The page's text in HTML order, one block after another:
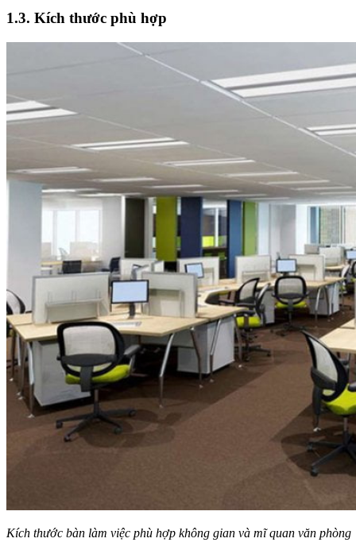
1.3. Kích thước phù hợp
Kích thước bàn làm việc phù hợp không gian và mĩ quan văn phòng